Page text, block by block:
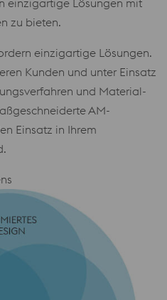
einzigartige Lösungen mit
zu bieten.
einzigartige Lösungen.
Kunden und unter Einsatz
und Material-
AM-
Einsatz in Ihrem